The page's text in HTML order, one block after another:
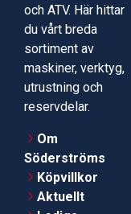
och ATV. Här hittar
du vårt breda
sortiment av
maskiner, verktyg,
utrustning och
reservdelar.
Om
Söderströms
Köpvillkor
Aktuellt